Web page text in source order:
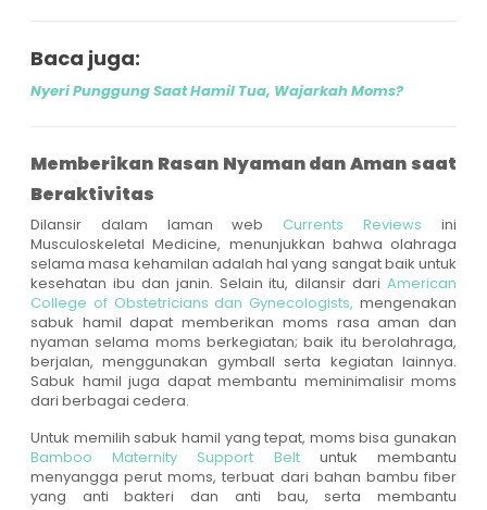
Baca juga:
Nyeri Punggung Saat Hamil Tua, Wajarkah Moms?
Memberikan Rasan Nyaman dan Aman saat
Beraktivitas
Dilansir dalam laman web Currents Reviewsini
Musculoskeletal Medicine, menunjukkan bahwa olahraga
selama masa kehamilan adalah hal yang sangat baik untuk
kesehatan ibu dan janin. Selain itu, dilansir dari American
College of Obstetricians dan Gynecologists, mengenakan
sabuk hamil dapat memberikan moms rasa aman dan
nyaman selama moms berkegiatan; baik itu berolahraga,
berjalan, menggunakan gymball serta kegiatan lainnya.
Sabuk hamil juga dapat membantu meminimalisir moms
dari berbagai cedera.
Untuk memilih sabuk hamil yang tepat, moms bisa gunakan
Bamboo Maternity Support Belt untuk membantu
menyangga perut moms, terbuat dari bahan bambu fiber
yang anti bakteri dan anti bau, serta membantu